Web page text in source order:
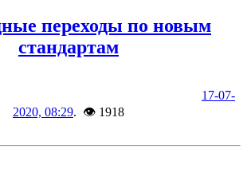
переходы по новым
стандартам
17-07-
2020, 08:29. 👁 1918